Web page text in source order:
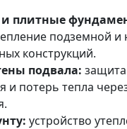
плитные
подземной и
конструкций.
подвала:
и потерь тепла
устройство